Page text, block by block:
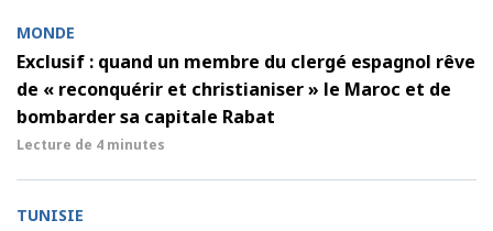
MONDE
Exclusif : quand un membre du clergé espagnol rêve
de « reconquérir et christianiser » le Maroc et de
bombarder sa capitale Rabat
Lecture de 4 minutes
TUNISIE